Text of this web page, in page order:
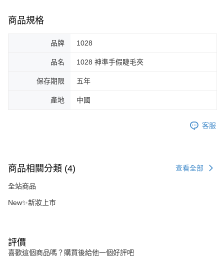
商品規格
品牌 1028
品名 1028 神準手假睫毛夾
保存期限 五年
產地 中國
客服
商品相關分類 (4) 查看全部
全站商品
New✨新妝上市
評價
喜歡這個商品嗎？購買後給他一個好評吧